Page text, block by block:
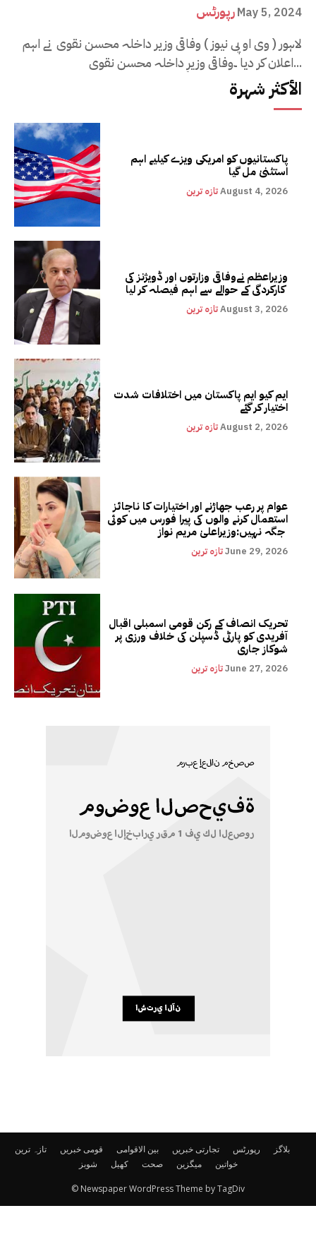
رپورٹسMay 5, 2024
لاہور ( وی او پی نیوز ) وفاقی وزیر داخلہ محسن نقوی نے اہم
اعلان کر دیا ۔وفاقی وزیرِ داخلہ محسن نقوی...
الأكثر شهرة
پاکستانیوں کو امریکی ویزے کیلیے اہم
استثنیٰ مل گیا
تازہ ترینAugust 4, 2026
وزیراعظم نےوفاقی وزارتوں اور ڈویژنز کی
کارکردگی کے حوالے سے اہم فیصلہ کر لیا
تازہ ترینAugust 3, 2026
ایم کیو ایم پاکستان میں اختلافات شدت
اختیار کر گئے
تازہ ترینAugust 2, 2026
عوام پر رعب جھاڑنے اور اختیارات کا ناجائز
استعمال کرنے والوں کی پیرا فورس میں کوئی
تازہ ترینJune 29, 2026
تحریک انصاف کے رکن قومی اسمبلی اقبال
آفریدی کو پارٹی ڈسپلن کی خلاف ورزی پر
شوکاز جاری
تازہ ترینJune 27, 2026
تازہ ترین قومی خبریں بین الاقوامی تجارتی خبریں رپورٹس
بلاگز
شوبز
کھیل صحت میگزین خواتین
© Newspaper WordPress Theme by TagDiv